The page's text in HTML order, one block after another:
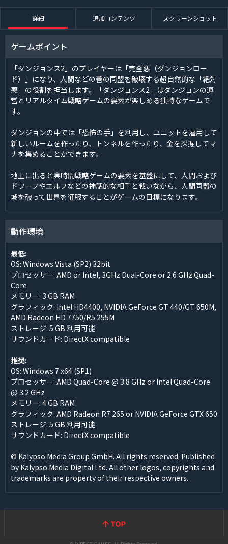
詳細 追加コンテンツ スクリーンショット
ゲームポイント
「ダンジョンス2」のプレイヤーは「完全悪（ダンジョンロー
ド）」になり、人間などの善の同盟を破壊する超自然的な「絶対
悪」の役割を担当します。「ダンジョンス2」はダンジョンの運
営とリアルタイム戦略ゲームの要素が楽しめる独特なゲームで
す。
ダンジョンの中では「恐怖の手」を利用し、ユニットを雇用して
新しいルームを作ったり、トンネルを作ったり、金を採掘してマ
ナを集めることができます。
地上に出ると実時間戦略ゲームの要素を基盤にして、人間および
ドワーフやエルフなどの神話的な相手と戦いながら、人間同盟の
城を破って世界を征服することがゲームの目標になります。
動作環境
最低:
OS: Windows Vista (SP2) 32bit
プロセッサー: AMD or Intel, 3GHz Dual-Core or 2.6 GHz Quad-
Core
メモリー: 3 GB RAM
グラフィック: Intel HD4400, NVIDIA GeForce GT 440/GT 650M,
AMD Radeon HD 7750/R5 255M
ストレージ: 5 GB 利用可能
サウンドカード: DirectX compatible
推奨:
OS: Windows 7 x64 (SP1)
プロセッサー: AMD Quad-Core @ 3.8 GHz or Intel Quad-Core
@ 3.2 GHz
メモリー: 4 GB RAM
グラフィック: AMD Radeon R7 265 or NVIDIA GeForce GTX 650
ストレージ: 5 GB 利用可能
サウンドカード: DirectX compatible
© Kalypso Media Group GmbH. All rights reserved. Published
by Kalypso Media Digital Ltd. All other logos, copyrights and
trademarks are property of their respective owners.